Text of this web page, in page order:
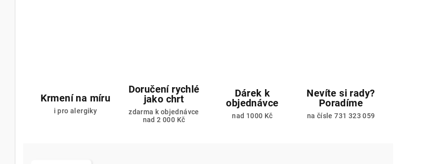
Krmení na míru
i pro alergiky
Doručení rychlé
jako chrt
zdarma k objednávce
nad 2 000 Kč
Dárek k
objednávce
nad 1000 Kč
Nevíte si rady?
Poradíme
na čísle 731 323 059